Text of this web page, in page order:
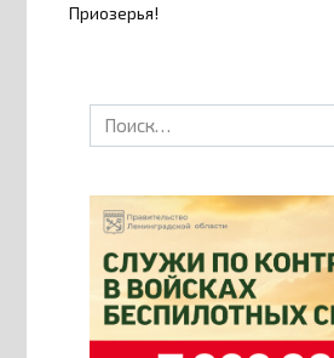
Приозерья!
Search
for: